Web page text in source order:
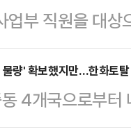
업부 직원을 대
한 차례 인력
창구를 열면서
르면 LG화학은
을 대상으로 희
량' 확보했지만…한화토
4개국으로부
탈에너지스(이